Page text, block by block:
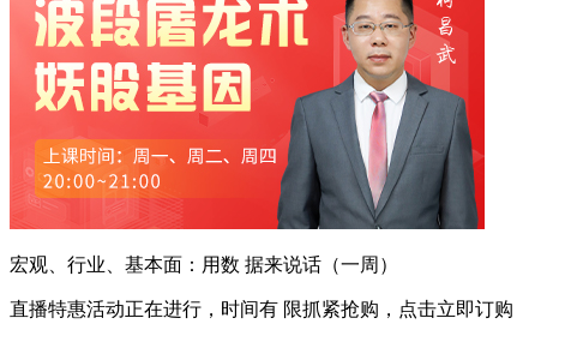
宏观、行业、基本面：用数 据来说话（一周）
直播特惠活动正在进行，时间有 限抓紧抢购，点击立即订购